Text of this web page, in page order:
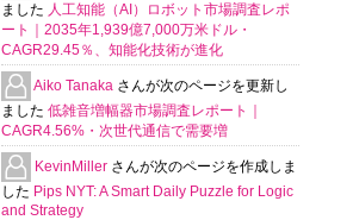
ました 人工知能（AI）ロボット市場調査レポ
ート｜2035年1,939億7,000万米ドル・
CAGR29.45％、知能化技術が進化
Aiko Tanaka さんが次のページを更新し
ました 低雑音増幅器市場調査レポート｜
CAGR4.56%・次世代通信で需要増
KevinMiller さんが次のページを作成しま
した Pips NYT: A Smart Daily Puzzle for Logic
and Strategy